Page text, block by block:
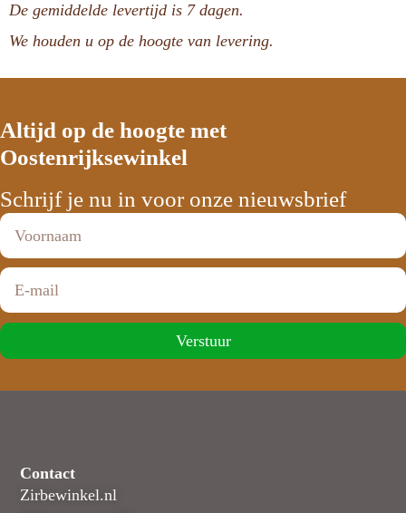
De gemiddelde levertijd is 7 dagen.
We houden u op de hoogte van levering.
Altijd op de hoogte met
Oostenrijksewinkel
Schrijf je nu in voor onze nieuwsbrief
Verstuur
Contact
Zirbewinkel.nl